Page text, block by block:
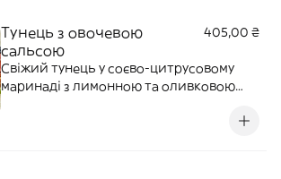
Тунець з овочевою
сальсою
405,00 ₴
Свіжий тунець у соєво-цитрусовому
маринаді з лимонною та оливковою